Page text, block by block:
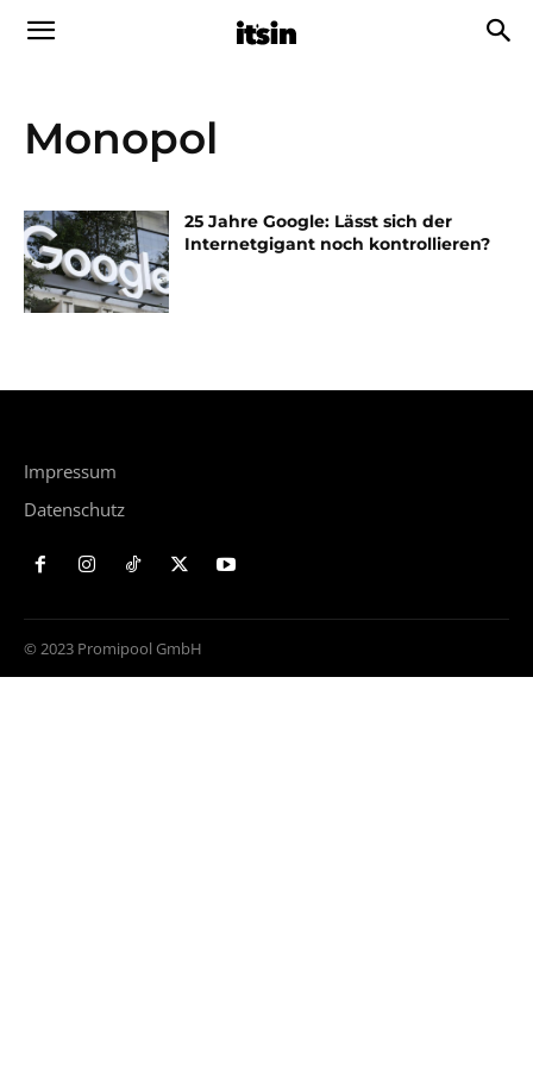
Monopol
25 Jahre Google: Lässt sich der
Internetgigant noch kontrollieren?
Impressum
Datenschutz
© 2023 Promipool GmbH